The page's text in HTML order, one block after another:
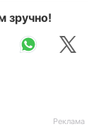
зручно!